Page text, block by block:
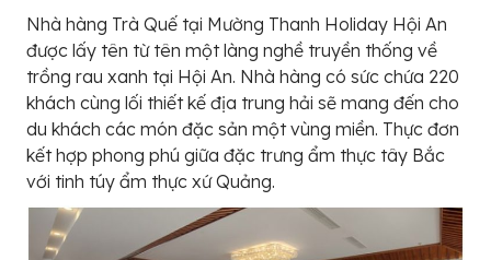
Nhà hàng Trà Quế tại Mường Thanh Holiday Hội An
được lấy tên từ tên một làng nghề truyền thống về
trồng rau xanh tại Hội An. Nhà hàng có sức chứa 220
khách cùng lối thiết kế địa trung hải sẽ mang đến cho
du khách các món đặc sản một vùng miền. Thực đơn
kết hợp phong phú giữa đặc trưng ẩm thực tây Bắc
với tinh túy ẩm thực xứ Quảng.